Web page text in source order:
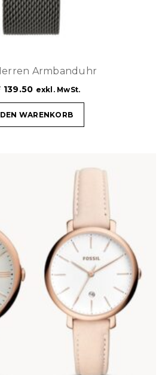
Armbanduhr
139.50 exkl. MwSt.
WARENKORB